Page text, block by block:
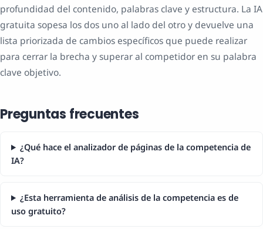
profundidad del contenido, palabras clave y estructura. La IA
gratuita sopesa los dos uno al lado del otro y devuelve una
lista priorizada de cambios específicos que puede realizar
para cerrar la brecha y superar al competidor en su palabra
clave objetivo.
Preguntas frecuentes
¿Qué hace el analizador de páginas de la competencia de
IA?
¿Esta herramienta de análisis de la competencia es de
uso gratuito?